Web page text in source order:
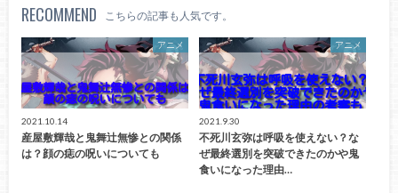
RECOMMEND こちらの記事も人気です。
アニメ
2021.10.14
産屋敷輝哉と鬼舞辻無惨との関係
は？顔の痣の呪いについても
アニメ
2021.9.30
不死川玄弥は呼吸を使えない？な
ぜ最終選別を突破できたのかや鬼
食いになった理由…